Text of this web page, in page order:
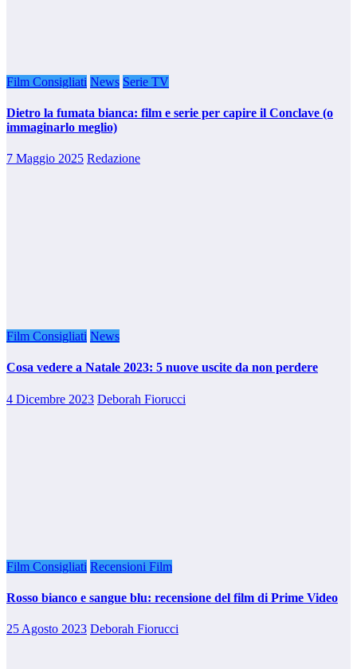
Film Consigliati News Serie TV
Dietro la fumata bianca: film e serie per capire il Conclave (o
immaginarlo meglio)
7 Maggio 2025 Redazione
Film Consigliati News
Cosa vedere a Natale 2023: 5 nuove uscite da non perdere
4 Dicembre 2023 Deborah Fiorucci
Film Consigliati Recensioni Film
Rosso bianco e sangue blu: recensione del film di Prime Video
25 Agosto 2023 Deborah Fiorucci